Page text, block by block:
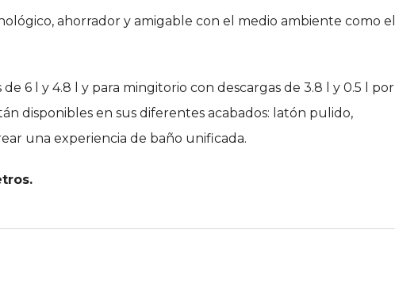
ahorrador y amigable con el medio ambiente como el
de 6 l y 4.8 l y para mingitorio con descargas de 3.8 l y 0.5 l por
disponibles en sus diferentes acabados: latón pulido,
una experiencia de baño unificada.